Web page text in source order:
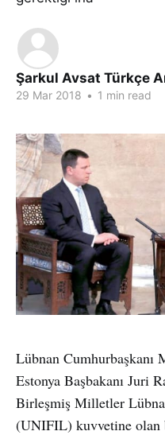
Şarkul Avsat Türkçe
29 Mar 2018 • 1 min read
Lübnan Cumhurbaşkanı
Estonya Başbakanı Juri
Birleşmiş Milletler
(UNIFIL) kuvvetine olan